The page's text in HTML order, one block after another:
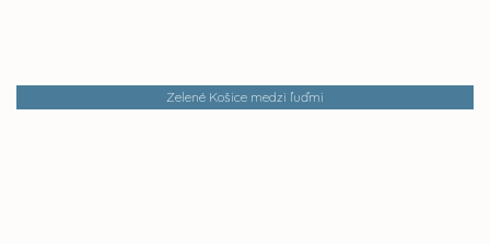
Zelené Košice medzi ľuďmi